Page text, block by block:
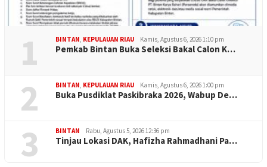
1 BINTAN, KEPULAUAN RIAU Kamis, Agustus 6, 2026 1:10 pm
Pemkab Bintan Buka Seleksi Bakal Calon K…
2 BINTAN, KEPULAUAN RIAU Kamis, Agustus 6, 2026 1:00 pm
Buka Pusdiklat Paskibraka 2026, Wabup De…
3 BINTAN Rabu, Agustus 5, 2026 12:36 pm
Tinjau Lokasi DAK, Hafizha Rahmadhani Pa…